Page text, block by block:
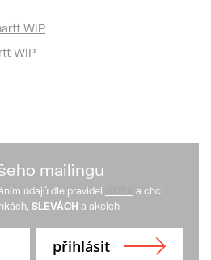
WIP
WIP
mailingu
údajů dle pravidel
a chci
SLEVÁCH a akcích